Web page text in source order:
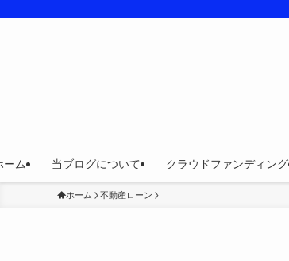
ーム 当ブログについて クラウドファンディング
ホーム 不動産ローン